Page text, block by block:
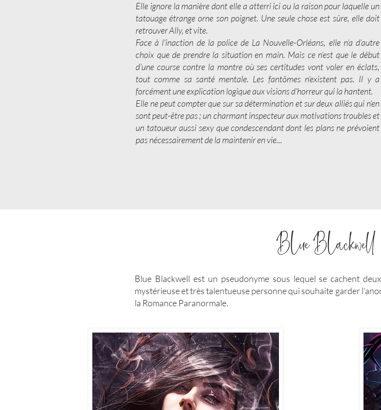
Elle ignore la manière dont elle a atterri ici ou la raison pour laquelle un
tatouage étrange orne son poignet. Une seule chose est sûre, elle doit
retrouver Ally, et vite.
Face à l’inaction de la police de La Nouvelle-Orléans, elle n’a d’autre
choix que de prendre la situation en main. Mais ce n’est que le début
d’une course contre la montre où ses certitudes vont voler en éclats,
tout comme sa santé mentale. Les fantômes n’existent pas. Il y a
forcément une explication logique aux visions d’horreur qui la hantent.
Elle ne peut compter que sur sa détermination et sur deux alliés qui n’en
sont peut-être pas ; un charmant inspecteur aux motivations troubles et
un tatoueur aussi sexy que condescendant dont les plans ne prévoient
pas nécessairement de la maintenir en vie...
Blue Blackwell
Blue Blackwell est un pseudonyme sous lequel se cachent
mystérieuse et très talentueuse personne qui souhaite garder
la Romance Paranormale.